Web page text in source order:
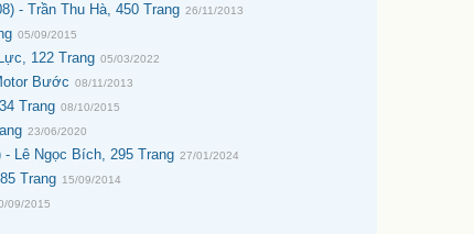
- Trần Thu Hà, 450 Trang 26/11/2013
05/09/2015
122 Trang 05/03/2022
Bước 08/11/2013
Trang 08/10/2015
23/06/2020
Lê Ngọc Bích, 295 Trang 27/01/2024
Trang 15/09/2014
09/2015